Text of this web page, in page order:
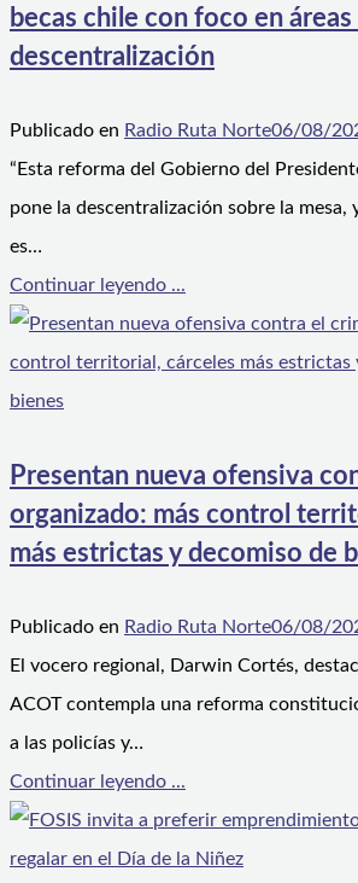
becas chile con foco en
descentralización
Publicado en Radio Ruta Norte06/08/
“Esta reforma del Gobierno del
pone la descentralización sobre la mesa,
es…
Continuar leyendo ...
Presentan nueva ofensiva
organizado: más control
más estrictas y decomiso de
Publicado en Radio Ruta Norte06/08/
El vocero regional, Darwin Cortés,
ACOT contempla una reforma
a las policías y…
Continuar leyendo ...